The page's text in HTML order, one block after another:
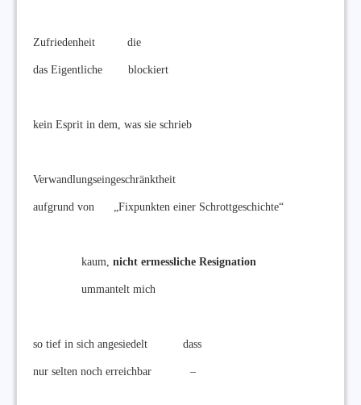
Zufriedenheit die
das Eigentliche blockiert
kein Esprit in dem, was sie schrieb
Verwandlungseingeschränktheit
aufgrund von „Fixpunkten einer Schrottgeschichte“
kaum, nicht ermessliche Resignation
ummantelt mich
so tief in sich angesiedelt dass
nur selten noch erreichbar –